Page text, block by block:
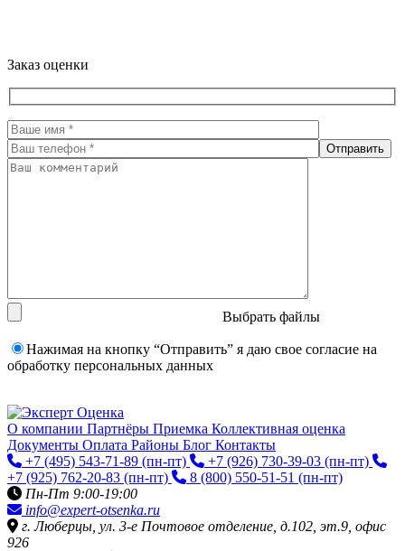
Заказ оценки
Выбрать файлы
Нажимая на кнопку “Отправить” я даю свое согласие на
обработку персональных данных
О компании Партнёры Приемка Коллективная оценка
Документы Оплата Районы Блог Контакты
+7 (495) 543-71-89 (пн-пт) +7 (926) 730-39-03 (пн-пт)
+7 (925) 762-20-83 (пн-пт) 8 (800) 550-51-51 (пн-пт)
Пн-Пт 9:00-19:00
info@expert-otsenka.ru
г. Люберцы, ул. 3-е Почтовое отделение, д.102, эт.9, офис
926